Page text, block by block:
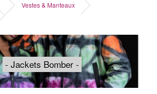
Vestes & Manteaux
- Jackets Bomber -